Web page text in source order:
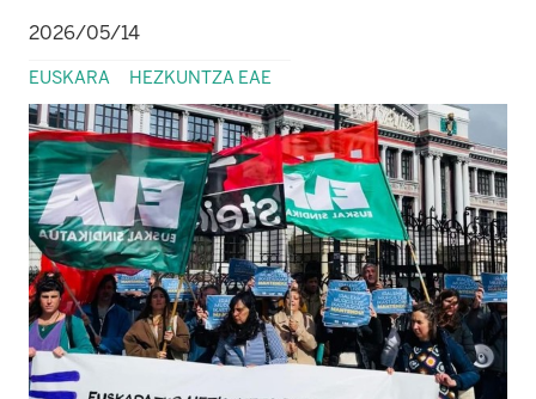
2026/05/14
EUSKARA HEZKUNTZA EAE